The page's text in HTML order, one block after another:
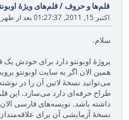
قلم‌ها و حروف/قلم‌های ویژهٔ
اکتبر 15, 2011, 01:27:37 بعد از ظهر
سلام.
همین الان اگر به سایت اوبونتو
می‌توانید نسخهٔ لاتین آن را در
طراح حرفه‌ای دارد می‌سازد. این
داشته باشد. نویسه‌های فارسی
نسخهٔ آزمایشی آن برای